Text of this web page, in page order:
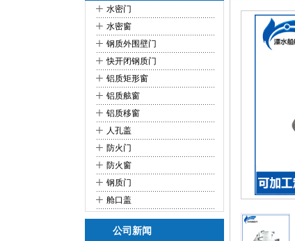
+ 水密门
+ 水密窗
+ 钢质外围壁门
+ 快开闭钢质门
+ 铝质矩形窗
+ 铝质舷窗
+ 铝质移窗
+ 人孔盖
+ 防火门
+ 防火窗
+ 钢质门
+ 舱口盖
公司新闻